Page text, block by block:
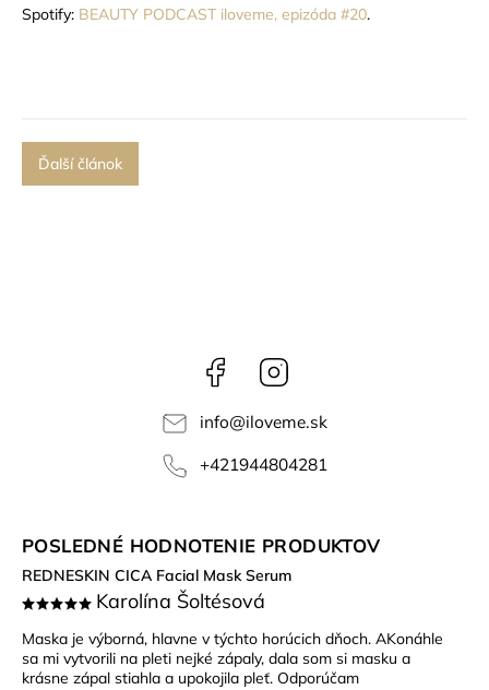
Spotify: BEAUTY PODCAST iloveme, epizóda #20.
Ďalší článok
Facebook
info@iloveme.sk
+421944804281
POSLEDNÉ HODNOTENIE PRODUKTOV
REDNESKIN CICA Facial Mask Serum
Karolína Šoltésová
Maska je výborná, hlavne v týchto horúcich dňoch. AKonáhle
sa mi vytvorili na pleti nejké zápaly, dala som si masku a
krásne zápal stiahla a upokojila pleť. Odporúčam